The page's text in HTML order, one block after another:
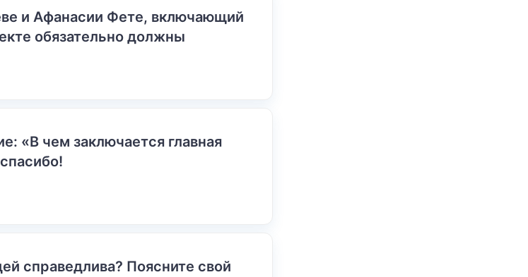
и Афанасии Фете, включающий
обязательно должны
«В чем заключается главная
справедлива? Поясните свой